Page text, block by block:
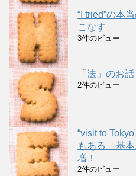
“I tried”の本
こなす
3件のビュー
「法」のお
2件のビュー
“visit to
もある – 基
増！
2件のビュー